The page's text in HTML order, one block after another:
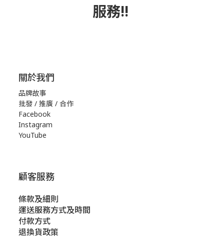
服務!!
關於我們
品牌故事
批發 / 推廣 / 合作
Facebook
Instagram
YouTube
顧客服務
條款及細則
運送服務方式及時間
付款方式
退換貨政策